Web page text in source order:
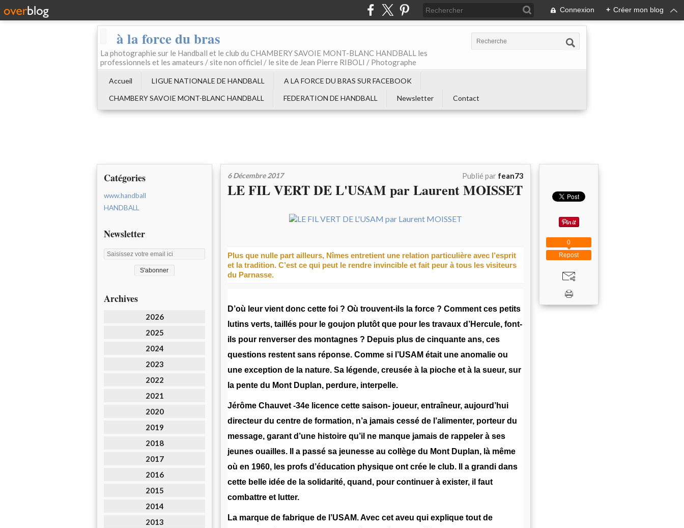
Connexion + Créer mon blog
à la force du bras
La photographie sur le Handball et le club du CHAMBERY SAVOIE MONT-BLANC HANDBALL les
professionnels et les amateurs / site non officiel / le site de Jean Pierre RIBOLI / Photographe
Accueil LIGUE NATIONALE DE HANDBALL
A LA FORCE DU BRAS SUR FACEBOOK
CHAMBERY SAVOIE MONT-BLANC HANDBALL
FEDERATION DE HANDBALL Newsletter Contact
Catégories
www.handball
HANDBALL
Newsletter
Archives
2026
2025
2024
2023
2022
2021
2020
2019
2018
2017
2016
2015
2014
2013
6 Décembre 2017 Publié par fean73
LE FIL VERT DE L'USAM par Laurent MOISSET
Plus que nulle part ailleurs, Nîmes entretient une relation particulière avec l’esprit
et la tradition. C’est ce qui peut le rendre invincible et fait peur à tous les visiteurs
du Parnasse.
D’où leur vient donc cette foi ? Où trouvent-ils la force ? Comment ces petits
lutins verts, taillés pour le goujon plutôt que pour les travaux d’Hercule, font-
ils pour renverser des montagnes ? Depuis plus de cinquante ans, ces
questions restent sans réponse. Comme si l’USAM était une anomalie ou
une exception de la nature. Sa légende, creusée à la pioche et à la sueur, sur
la pente du Mont Duplan, perdure, interpelle.
Jérôme Chauvet -34e licence cette saison- joueur, entraîneur, aujourd’hui
directeur du centre de formation, n’a jamais cessé de l’alimenter, porteur du
message, garant d’une histoire qu’il ne manque jamais de rappeler à ses
jeunes ouailles. Il a passé sa jeunesse au collège du Mont Duplan, là même
où en 1960, les profs d’éducation physique ont crée le club. Il a grandi dans
cette belle idée de la solidarité, quand, pour continuer à exister, il faut
combattre et lutter.
La marque de fabrique de l’USAM. Avec cet aveu qui explique tout de
Repost
0